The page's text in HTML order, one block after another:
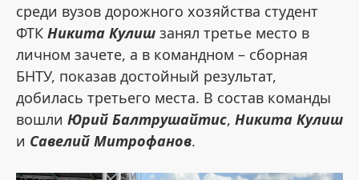
среди вузов дорожного хозяйства студент
ФТК Никита Кулиш занял третье место в
личном зачете, а в командном – сборная
БНТУ, показав достойный результат,
добилась третьего места. В состав команды
вошли Юрий Балтрушайтис, Никита Кулиш
и Савелий Митрофанов.